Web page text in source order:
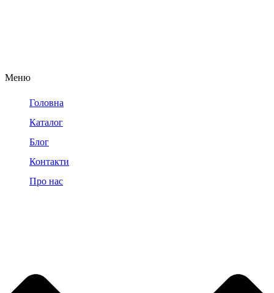
Меню
Головна
Каталог
Блог
Контакти
Про нас